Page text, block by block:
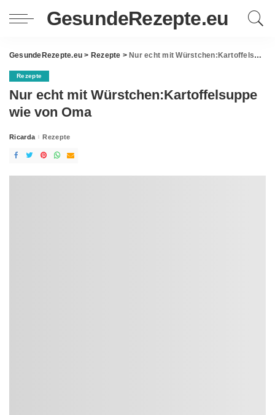
GesundeRezepte.eu
GesundeRezepte.eu > Rezepte > Nur echt mit Würstchen:Kartoffelsuppe wie von Oma
Rezepte
Nur echt mit Würstchen:Kartoffelsuppe
wie von Oma
Posted
Ricarda Rezepte